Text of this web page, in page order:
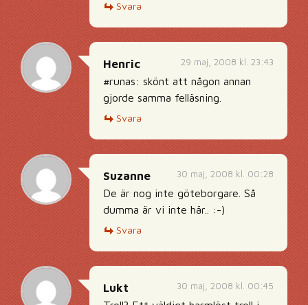
Svara
29 maj, 2008 kl. 23:43
Henric
#runas: skönt att någon annan
gjorde samma felläsning.
Svara
30 maj, 2008 kl. 00:28
Suzanne
De är nog inte göteborgare. Så
dumma är vi inte här.. :-)
Svara
30 maj, 2008 kl. 00:45
Lukt